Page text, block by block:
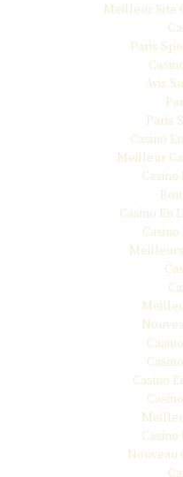
Meilleur Site
Paris
Avis
Paris
Casino
Meilleur
Casino
Casino En
Casino
Casino
Nouveau